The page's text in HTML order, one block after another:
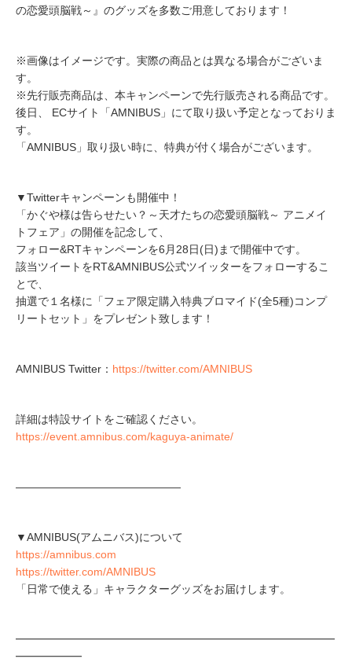
の恋愛頭脳戦～』のグッズを多数ご用意しております！
※画像はイメージです。実際の商品とは異なる場合がございま
す。
※先行販売商品は、本キャンペーンで先行販売される商品です。
後日、 ECサイト「AMNIBUS」にて取り扱い予定となっておりま
す。
「AMNIBUS」取り扱い時に、特典が付く場合がございます。
▼Twitterキャンペーンも開催中！
「かぐや様は告らせたい？～天才たちの恋愛頭脳戦～ アニメイ
トフェア」の開催を記念して、
フォロー&RTキャンペーンを6月28日(日)まで開催中です。
該当ツイートをRT&AMNIBUS公式ツイッターをフォローするこ
とで、
抽選で１名様に「フェア限定購入特典ブロマイド(全5種)コンプ
リートセット」をプレゼント致します！
AMNIBUS Twitter： https://twitter.com/AMNIBUS
詳細は特設サイトをご確認ください。
https://event.amnibus.com/kaguya-animate/
―――――――――――――――
▼AMNIBUS(アムニバス)について
https://amnibus.com
https://twitter.com/AMNIBUS
「日常で使える」キャラクターグッズをお届けします。
━━━━━━━━━━━━━━━━━━━━━━━━━━━━━
━━━━━━